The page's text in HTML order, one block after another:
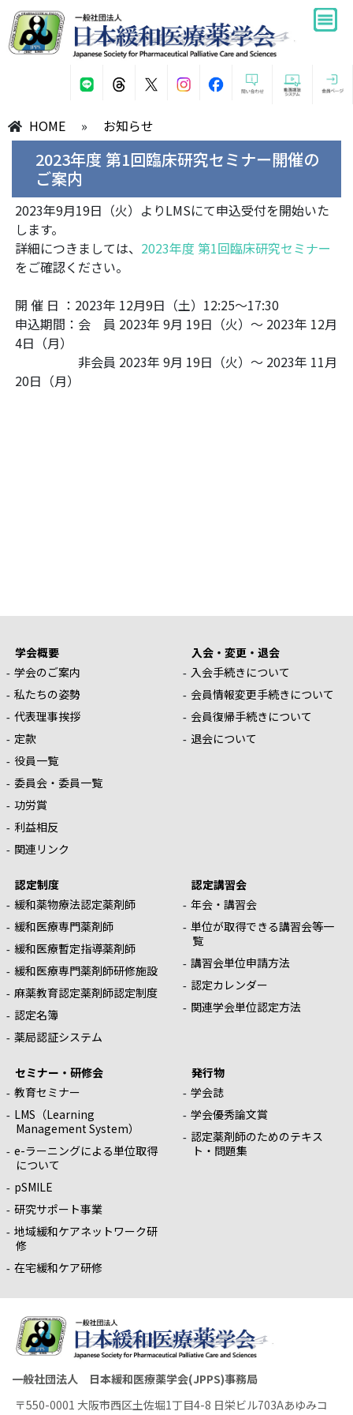
HOME » お知らせ
2023年度 第1回臨床研究セミナー開催の
ご案内
2023年9月19日（火）よりLMSにて申込受付を開始いた
します。
詳細につきましては、 2023年度 第1回臨床研究セミナー
をご確認ください。
開 催 日 ：2023年 12月9日（土）12:25～17:30
申込期間：会 員 2023年 9月 19日（火）～ 2023年 12月
4日（月）
非会員 2023年 9月 19日（火）～ 2023年 11月
20日（月）
学会概要
学会のご案内
私たちの姿勢
代表理事挨拶
定款
役員一覧
委員会・委員一覧
功労賞
利益相反
関連リンク
入会・変更・退会
入会手続きについて
会員情報変更手続きについて
会員復帰手続きについて
退会について
認定制度
緩和薬物療法認定薬剤師
緩和医療専門薬剤師
緩和医療暫定指導薬剤師
緩和医療専門薬剤師研修施設
麻薬教育認定薬剤師認定制度
認定名簿
薬局認証システム
認定講習会
年会・講習会
単位が取得できる講習会等一
覧
講習会単位申請方法
認定カレンダー
関連学会単位認定方法
セミナー・研修会
教育セミナー
LMS（Learning
Management System）
e-ラーニングによる単位取得
について
pSMILE
研究サポート事業
地域緩和ケアネットワーク研
修
在宅緩和ケア研修
発行物
学会誌
学会優秀論文賞
認定薬剤師のためのテキス
ト・問題集
一般社団法人 日本緩和医療薬学会(JPPS)事務局
〒550-0001 大阪市西区土佐堀1丁目4-8 日栄ビル703Aあゆみコ